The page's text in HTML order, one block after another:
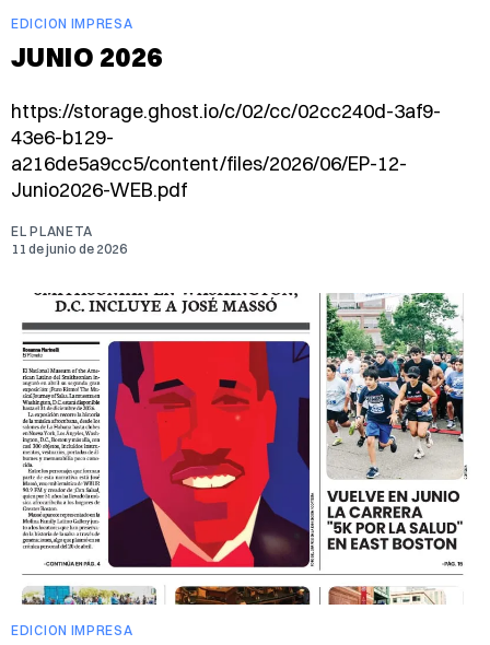
EDICION IMPRESA
JUNIO 2026
https://storage.ghost.io/c/02/cc/02cc240d-3af9-
43e6-b129-
a216de5a9cc5/content/files/2026/06/EP-12-
Junio2026-WEB.pdf
EL PLANETA
11 de junio de 2026
EDICION IMPRESA